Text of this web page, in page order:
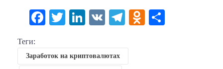
Facebook
TwitterLinkedIn
VK Telegram
Теги:
Заработок на криптовалютах